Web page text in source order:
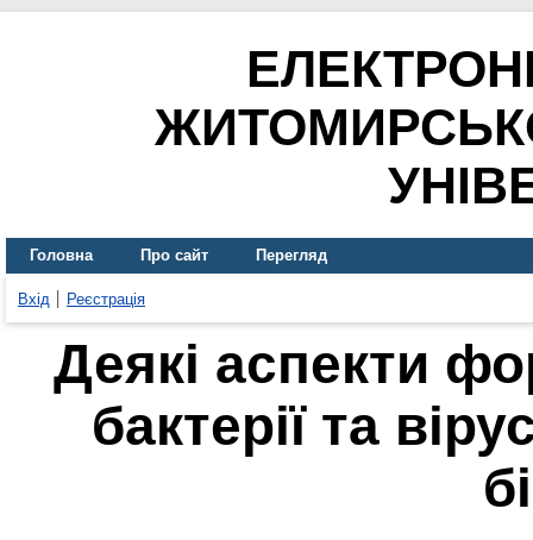
Головна Про сайт Перегляд
Вхід Реєстрація
Деякі аспекти
бактерії та